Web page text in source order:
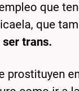
que
que
trans.
prostituyen